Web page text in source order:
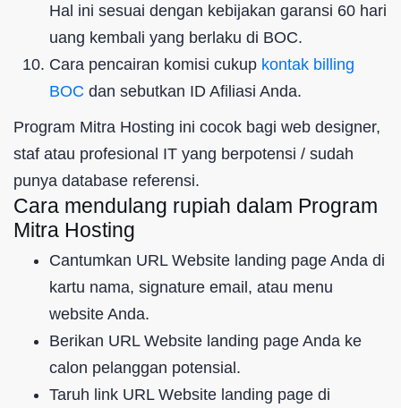
Hal ini sesuai dengan kebijakan garansi 60 hari
uang kembali yang berlaku di BOC.
Cara pencairan komisi cukup kontak billing
BOC dan sebutkan ID Afiliasi Anda.
Program Mitra Hosting ini cocok bagi web designer,
staf atau profesional IT yang berpotensi / sudah
punya database referensi.
Cara mendulang rupiah dalam Program
Mitra Hosting
Cantumkan URL Website landing page Anda di
kartu nama, signature email, atau menu
website Anda.
Berikan URL Website landing page Anda ke
calon pelanggan potensial.
Taruh link URL Website landing page di